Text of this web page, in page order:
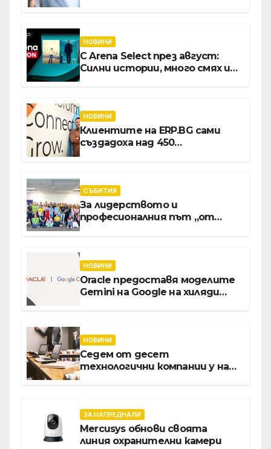
НОВИНИ
С Arena Select през август:
Силни истории, много смях и
НОВИНИ
Клиентите на ERP.BG сами
създадоха над 450
интелект
СЪБИТИЯ
За лидерството и
професионалния път „от
директор Асен Великов
НОВИНИ
Oracle предоставя моделите
Gemini на Google на хиляди
НОВИНИ
Седем от десет
технологични компании у нас
ЗА НАПРЕДНАЛИ
Mercusys обнови своята
линия охранителни камери